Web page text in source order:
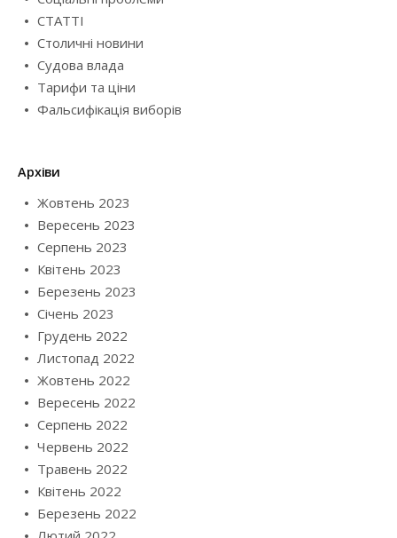
СТАТТІ
Столичні новини
Судова влада
Тарифи та ціни
Фальсифікація виборів
Архіви
Жовтень 2023
Вересень 2023
Серпень 2023
Квітень 2023
Березень 2023
Січень 2023
Грудень 2022
Листопад 2022
Жовтень 2022
Вересень 2022
Серпень 2022
Червень 2022
Травень 2022
Квітень 2022
Березень 2022